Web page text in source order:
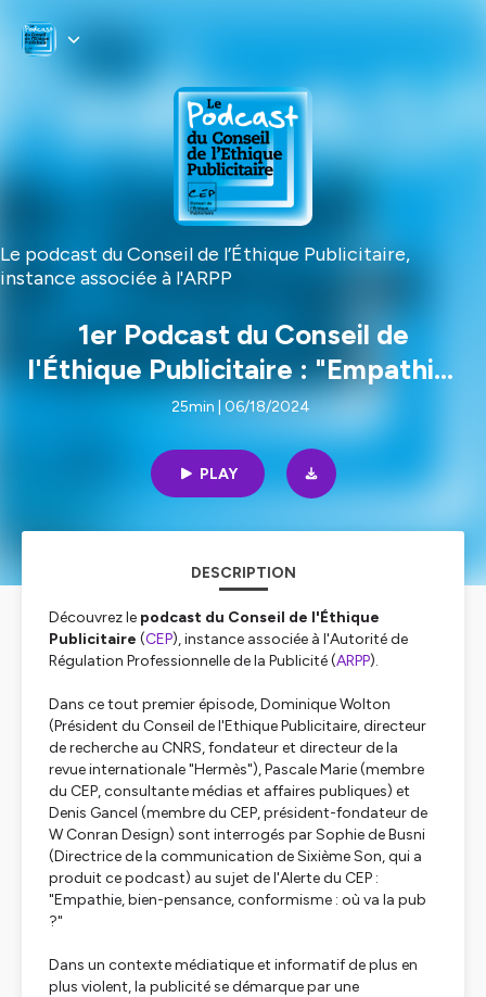
Le podcast du Conseil de l’Éthique Publicitaire,
instance associée à l'ARPP
1er Podcast du Conseil de
l'Éthique Publicitaire : "Empathie,
bien-pensance, conformisme : où
va la pub ?"
25min | 06/18/2024
PLAY
DESCRIPTION
Découvrez le podcast du Conseil de l'Éthique
Publicitaire (CEP), instance associée à l'Autorité de
Régulation Professionnelle de la Publicité (ARPP).
Dans ce tout premier épisode, Dominique Wolton
(Président du Conseil de l'Ethique Publicitaire, directeur
de recherche au CNRS, fondateur et directeur de la
revue internationale "Hermès"), Pascale Marie (membre
du CEP, consultante médias et affaires publiques) et
Denis Gancel (membre du CEP, président-fondateur de
W Conran Design) sont interrogés par Sophie de Busni
(Directrice de la communication de Sixième Son, qui a
produit cepodcast) au sujet de l'Alerte du CEP :
"Empathie, bien-pensance, conformisme : où va la pub
?"
Dans un contexte médiatique et informatif de plus en
plus violent, la publicité se démarque par une